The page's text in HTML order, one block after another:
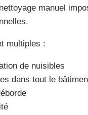
manuel
multiples :
de nuisibles
dans tout le